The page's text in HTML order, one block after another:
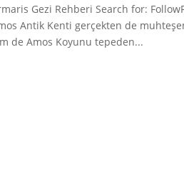
Gezi Rehberi Search for:
Antik Kenti gerçekten de
de Amos Koyunu tepeden...